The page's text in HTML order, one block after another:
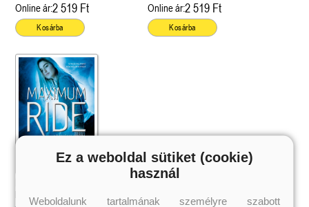
Online ár:2 519 Ft
Kosárba
Online ár:2 519 Ft
Kosárba
Ez a weboldal sütiket (cookie)
használ
Weboldalunk tartalmának személyre szabott